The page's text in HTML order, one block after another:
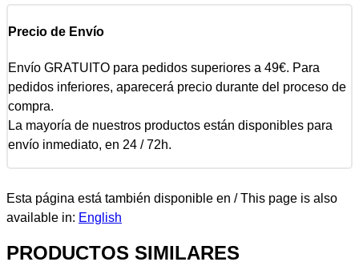
Precio de Envío
Envío GRATUITO para pedidos superiores a 49€. Para
pedidos inferiores, aparecerá precio durante del proceso de
compra.
La mayoría de nuestros productos están disponibles para
envío inmediato, en 24 / 72h.
Esta página está también disponible en / This page is also
available in: English
PRODUCTOS SIMILARES